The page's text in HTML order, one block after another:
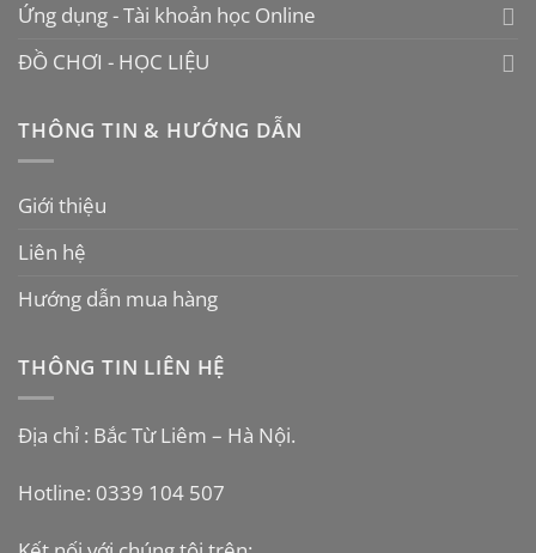
Ứng dụng - Tài khoản học Online
ĐỒ CHƠI - HỌC LIỆU
THÔNG TIN & HƯỚNG DẪN
Giới thiệu
Liên hệ
Hướng dẫn mua hàng
THÔNG TIN LIÊN HỆ
Địa chỉ : Bắc Từ Liêm – Hà Nội.
Hotline: 0339 104 507